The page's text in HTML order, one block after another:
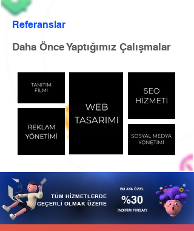
Referanslar
Daha Önce Yaptığımız Çalışmalar
TÜM HİZMETLERDE
GEÇERLİ OLMAK ÜZERE
BU AYA ÖZEL
%30
İNDİRİM FIRSATI